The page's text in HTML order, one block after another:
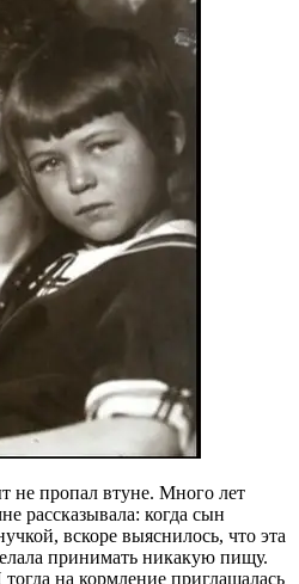
не пропал втуне. Много лет
рассказывала: когда сын
вскоре выяснилось, что эта
принимать никакую пищу.
на кормление приглашалась